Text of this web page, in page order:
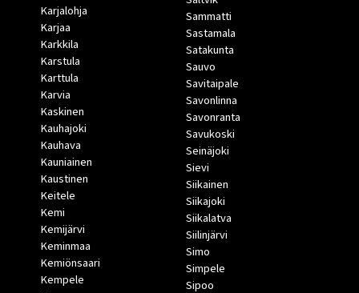
Karjalohja
Karjaa
Karkkila
Karstula
Karttula
Karvia
Kaskinen
Kauhajoki
Kauhava
Kauniainen
Kaustinen
Keitele
Kemi
Kemijärvi
Keminmaa
Kemiönsaari
Kempele
Sammatti
Sastamala
Satakunta
Sauvo
Savitaipale
Savonlinna
Savonranta
Savukoski
Seinäjoki
Sievi
Siikainen
Siikajoki
Siikalatva
Siilinjärvi
Simo
Simpele
Sipoo